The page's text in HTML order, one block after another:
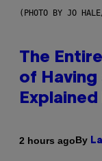
(PHOTO BY JO
The
of Having
2 hours agoBy